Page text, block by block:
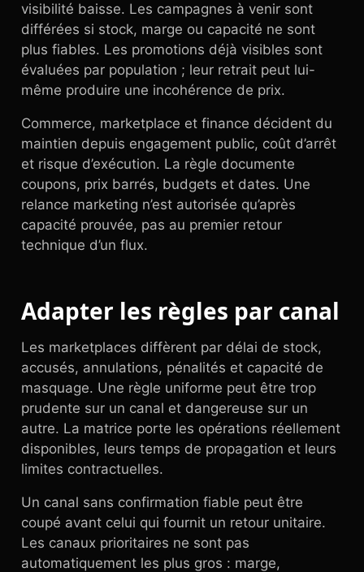
visibilité baisse. Les campagnes à venir sont
différées si stock, marge ou capacité ne sont
plus fiables. Les promotions déjà visibles sont
évaluées par population ; leur retrait peut lui-
même produire une incohérence de prix.
Commerce, marketplace et finance décident du
maintien depuis engagement public, coût d’arrêt
et risque d’exécution. La règle documente
coupons, prix barrés, budgets et dates. Une
relance marketing n’est autorisée qu’après
capacité prouvée, pas au premier retour
technique d’un flux.
Adapter les règles par canal
Les marketplaces diffèrent par délai de stock,
accusés, annulations, pénalités et capacité de
masquage. Une règle uniforme peut être trop
prudente sur un canal et dangereuse sur un
autre. La matrice porte les opérations réellement
disponibles, leurs temps de propagation et leurs
limites contractuelles.
Un canal sans confirmation fiable peut être
coupé avant celui qui fournit un retour unitaire.
Les canaux prioritaires ne sont pas
automatiquement les plus gros : marge,